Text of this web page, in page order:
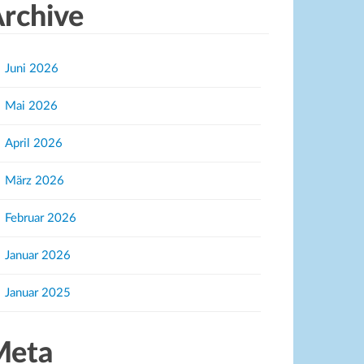
Juni 2026
Mai 2026
April 2026
März 2026
Februar 2026
Januar 2026
Januar 2025